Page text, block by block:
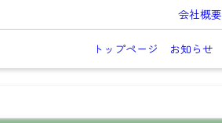
会社概要
トップページ お知らせ